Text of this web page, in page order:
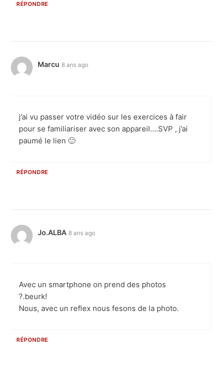
RÉPONDRE
Marcu 8 ans ago
j’ai vu passer votre vidéo sur les exercices à fair
pour se familiariser avec son appareil….SVP , j’ai
paumé le lien 🙂
RÉPONDRE
Jo.ALBA 8 ans ago
Avec un smartphone on prend des photos
?.beurk!
Nous, avec un reflex nous fesons de la photo.
RÉPONDRE